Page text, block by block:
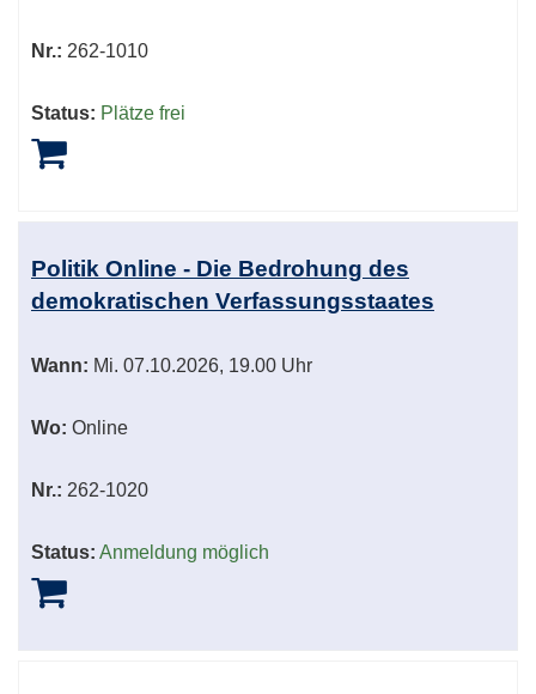
Nr.: 262-1010
Status: Plätze frei
Politik Online - Die Bedrohung des
demokratischen Verfassungsstaates
Wann: Mi. 07.10.2026, 19.00 Uhr
Wo: Online
Nr.: 262-1020
Status: Anmeldung möglich